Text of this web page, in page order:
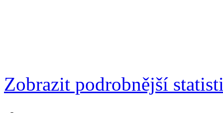
Zobrazit podrobnější